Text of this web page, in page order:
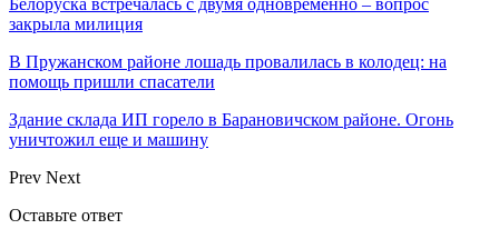
закрыла милиция
В Пружанском районе лошадь провалилась в колодец: на
помощь пришли спасатели
Здание склада ИП горело в Барановичском районе. Огонь
уничтожил еще и машину
Prev Next
Оставьте ответ